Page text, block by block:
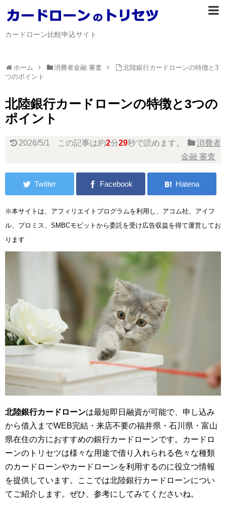
カードローン比較申込サイト
ホーム 消費者金融 審査
北陸銀行カードローンの特徴と3
つのポイント
北陸銀行カードローンの特徴と3つの
ポイント
2026/5/1 この記事は約2分29秒で読めます。
消費者
金融 審査
※本サイトは、アフィリエイトプログラムを利用し、アコム社、アイフ
ル、プロミス、SMBCモビットから委託を受け広告収益を得て運営してお
ります
北陸銀行カードローンは最短即日融資が可能で、申し込み
から借入までWEB完結・来店不要の福井県・石川県・富山
県在住の方におすすめの銀行カードローンです。カードロ
ーンのトリセツは様々な用途で借り入れられる色々な種類
のカードローンやカードローンを利用するのに役立つ情報
を提供しています。ここでは北陸銀行カードローンについ
てご紹介します。ぜひ、参考にしてみてくださいね。